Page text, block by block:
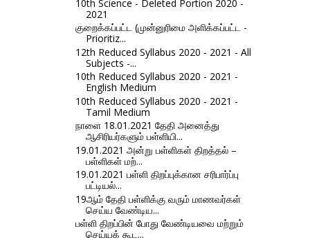
10th Science - Deleted Portion 2020 -
2021
குறைக்கப்பட்ட (முன்னுரிமை அளிக்கப்பட்ட -
Prioritiz...
12th Reduced Syllabus 2020 - 2021 - All
Subjects -...
10th Reduced Syllabus 2020 - 2021 -
English Medium
10th Reduced Syllabus 2020 - 2021 -
Tamil Medium
நாளை 18.01.2021 தேதி அனைத்து
ஆசிரியர்களும் பள்ளியி...
19.01.2021 அன்று பள்ளிகள் திறத்தல் –
பள்ளிகள் மற்...
19.01.2021 பள்ளி திறப்புக்கான சரிபார்ப்பு
பட்டியல்...
19ஆம் தேதி பள்ளிக்கு வரும் மாணவர்கள்
செய்ய வேண்டிய...
பள்ளி திறப்பின் போது வேண்டியவை மற்றும்
செய்யக் கூட...